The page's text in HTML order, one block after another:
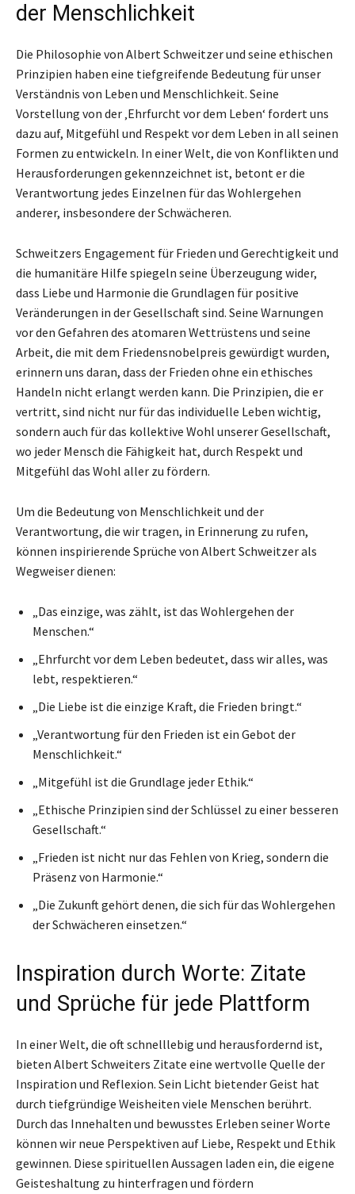
der Menschlichkeit
Die Philosophie von Albert Schweitzer und seine ethischen
Prinzipien haben eine tiefgreifende Bedeutung für unser
Verständnis von Leben und Menschlichkeit. Seine
Vorstellung von der ‚Ehrfurcht vor dem Leben‘ fordert uns
dazu auf, Mitgefühl und Respekt vor dem Leben in all seinen
Formen zu entwickeln. In einer Welt, die von Konflikten und
Herausforderungen gekennzeichnet ist, betont er die
Verantwortung jedes Einzelnen für das Wohlergehen
anderer, insbesondere der Schwächeren.
Schweitzers Engagement für Frieden und Gerechtigkeit und
die humanitäre Hilfe spiegeln seine Überzeugung wider,
dass Liebe und Harmonie die Grundlagen für positive
Veränderungen in der Gesellschaft sind. Seine Warnungen
vor den Gefahren des atomaren Wettrüstens und seine
Arbeit, die mit dem Friedensnobelpreis gewürdigt wurden,
erinnern uns daran, dass der Frieden ohne ein ethisches
Handeln nicht erlangt werden kann. Die Prinzipien, die er
vertritt, sind nicht nur für das individuelle Leben wichtig,
sondern auch für das kollektive Wohl unserer Gesellschaft,
wo jeder Mensch die Fähigkeit hat, durch Respekt und
Mitgefühl das Wohl aller zu fördern.
Um die Bedeutung von Menschlichkeit und der
Verantwortung, die wir tragen, in Erinnerung zu rufen,
können inspirierende Sprüche von Albert Schweitzer als
Wegweiser dienen:
„Das einzige, was zählt, ist das Wohlergehen der
Menschen.“
„Ehrfurcht vor dem Leben bedeutet, dass wir alles, was
lebt, respektieren.“
„Die Liebe ist die einzige Kraft, die Frieden bringt.“
„Verantwortung für den Frieden ist ein Gebot der
Menschlichkeit.“
„Mitgefühl ist die Grundlage jeder Ethik.“
„Ethische Prinzipien sind der Schlüssel zu einer besseren
Gesellschaft.“
„Frieden ist nicht nur das Fehlen von Krieg, sondern die
Präsenz von Harmonie.“
„Die Zukunft gehört denen, die sich für das Wohlergehen
der Schwächeren einsetzen.“
Inspiration durch Worte: Zitate
und Sprüche für jede Plattform
In einer Welt, die oft schnelllebig und herausfordernd ist,
bieten Albert Schweiters Zitate eine wertvolle Quelle der
Inspiration und Reflexion. Sein Licht bietender Geist hat
durch tiefgründige Weisheiten viele Menschen berührt.
Durch das Innehalten und bewusstes Erleben seiner Worte
können wir neue Perspektiven auf Liebe, Respekt und Ethik
gewinnen. Diese spirituellen Aussagen laden ein, die eigene
Geisteshaltung zu hinterfragen und fördern